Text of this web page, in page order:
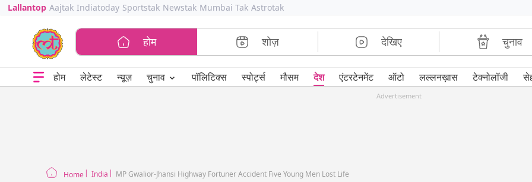
Lallantop Aajtak Indiatoday Sportstak Newstak Mumbai Tak Astrotak
होम शोज़ देखिए चुनाव
होम लेटेस्ट न्यूज़ चुनाव ⌄ पॉलिटिक्स स्पोर्ट्स मौसम देश एंटरटेनमेंट ऑटो लल्लनख़ास टेक्नोलॉजी
Advertisement
Home India MP Gwalior-Jhansi Highway Fortuner Accident Five Young Men Lost Life